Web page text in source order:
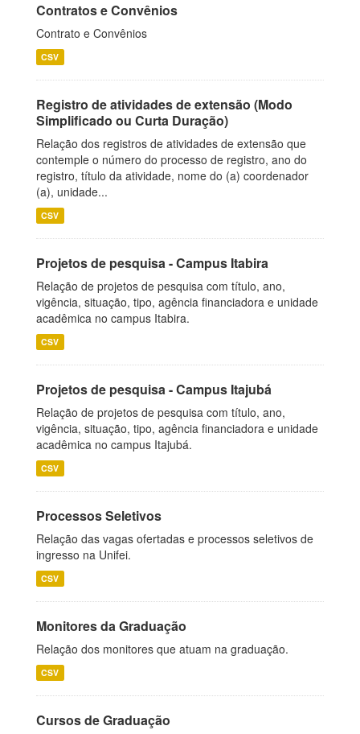
Contratos e Convênios
Contrato e Convênios
CSV
Registro de atividades de extensão (Modo
Simplificado ou Curta Duração)
Relação dos registros de atividades de extensão que
contemple o número do processo de registro, ano do
registro, título da atividade, nome do (a) coordenador
(a), unidade...
CSV
Projetos de pesquisa - Campus Itabira
Relação de projetos de pesquisa com título, ano,
vigência, situação, tipo, agência financiadora e unidade
acadêmica no campus Itabira.
CSV
Projetos de pesquisa - Campus Itajubá
Relação de projetos de pesquisa com título, ano,
vigência, situação, tipo, agência financiadora e unidade
acadêmica no campus Itajubá.
CSV
Processos Seletivos
Relação das vagas ofertadas e processos seletivos de
ingresso na Unifei.
CSV
Monitores da Graduação
Relação dos monitores que atuam na graduação.
CSV
Cursos de Graduação